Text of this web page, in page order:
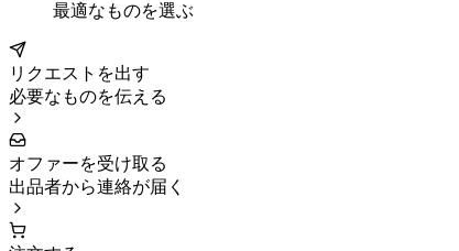
最適なものを選ぶ
リクエストを出す
必要なものを伝える
オファーを受け取る
出品者から連絡が届く